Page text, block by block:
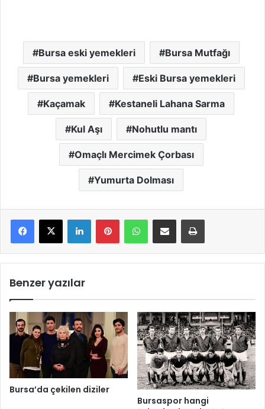
Bursa eski yemekleri Bursa Mutfağı
Bursa yemekleri Eski Bursa yemekleri
Kaçamak Kestaneli Lahana Sarma
Kul Aşı Nohutlu mantı
Omaçlı Mercimek Çorbası
Yumurta Dolması
Benzer yazılar
Bursa’da çekilen diziler
Bursaspor hangi